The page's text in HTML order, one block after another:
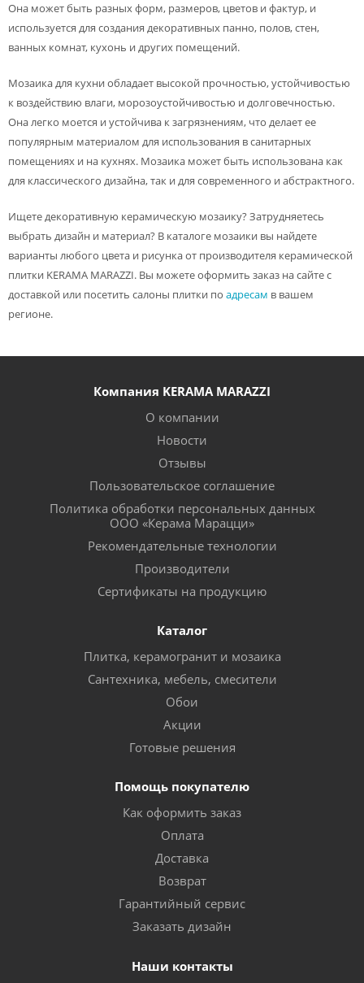
Она может быть разных форм, размеров, цветов и фактур, и
используется для создания декоративных панно, полов, стен,
ванных комнат, кухонь и других помещений.
Мозаика для кухни обладает высокой прочностью, устойчивостью
к воздействию влаги, морозоустойчивостью и долговечностью.
Она легко моется и устойчива к загрязнениям, что делает ее
популярным материалом для использования в санитарных
помещениях и на кухнях. Мозаика может быть использована как
для классического дизайна, так и для современного и абстрактного.
Ищете декоративную керамическую мозаику? Затрудняетесь
выбрать дизайн и материал? В каталоге мозаики вы найдете
варианты любого цвета и рисунка от производителя керамической
плитки KERAMA MARAZZI. Вы можете оформить заказ на сайте с
доставкой или посетить салоны плитки по адресам в вашем
регионе.
Компания KERAMA MARAZZI
О компании
Новости
Отзывы
Пользовательское соглашение
Политика обработки персональных данных
ООО «Керама Марацци»
Рекомендательные технологии
Производители
Сертификаты на продукцию
Каталог
Плитка, керамогранит и мозаика
Сантехника, мебель, смесители
Обои
Акции
Готовые решения
Помощь покупателю
Как оформить заказ
Оплата
Доставка
Возврат
Гарантийный сервис
Заказать дизайн
Наши контакты